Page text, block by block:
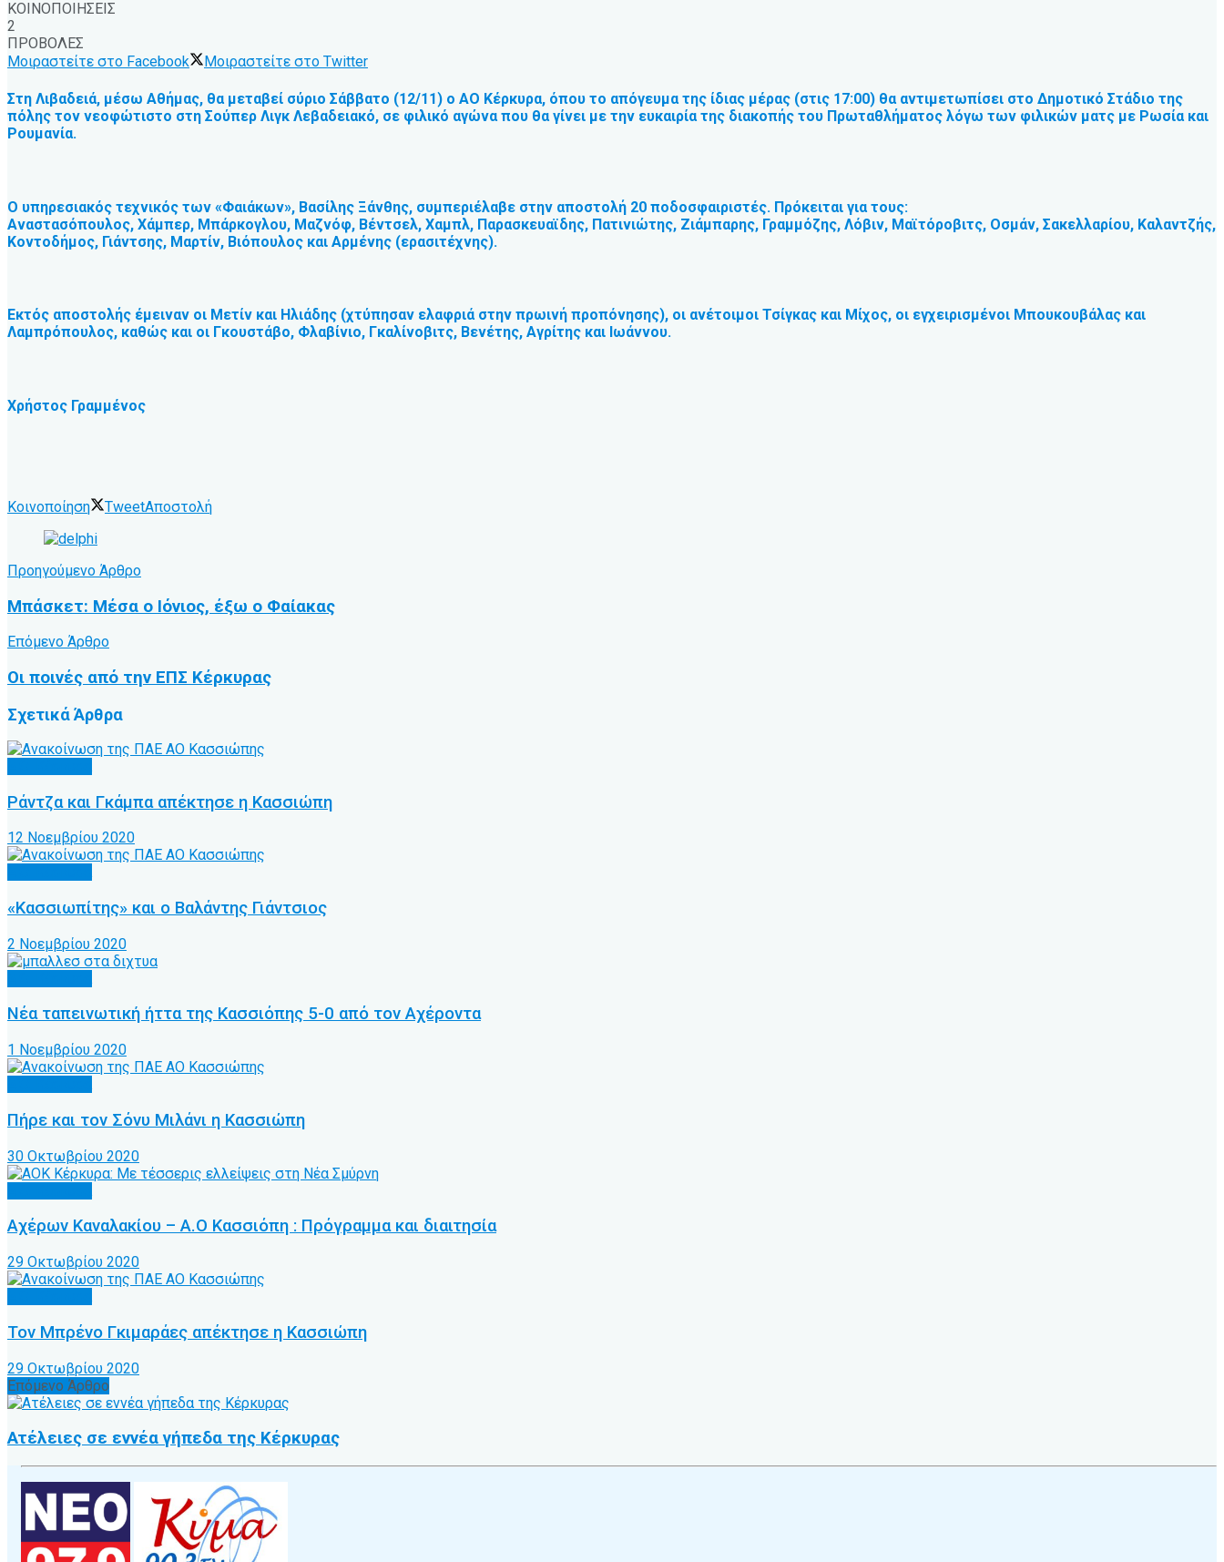
ΚΟΙΝΟΠΟΙΗΣΕΙΣ
2
ΠΡΟΒΟΛΕΣ
Μοιραστείτε στο Facebook
Μοιραστείτε στο Twitter
Στη Λιβαδειά, μέσω Αθήμας, θα μεταβεί σύριο Σάββατο (12/11) ο ΑΟ Κέρκυρα, όπου το απόγευμα της ίδιας μέρας (στις 17:00) θα αντιμετωπίσει στο Δημοτικό Στάδιο της
πόλης τον νεοφώτιστο στη Σούπερ Λιγκ Λεβαδειακό, σε φιλικό αγώνα που θα γίνει με την ευκαιρία της διακοπής του Πρωταθλήματος λόγω των φιλικών ματς με Ρωσία και
Ρουμανία.
Ο υπηρεσιακός τεχνικός των «Φαιάκων», Βασίλης Ξάνθης, συμπεριέλαβε στην αποστολή 20 ποδοσφαιριστές. Πρόκειται για τους:
Αναστασόπουλος, Χάμπερ, Μπάρκογλου, Μαζνόφ, Βέντσελ, Χαμπλ, Παρασκευαϊδης, Πατινιώτης, Ζιάμπαρης, Γραμμόζης, Λόβιν, Μαϊτόροβιτς, Οσμάν, Σακελλαρίου, Καλαντζής,
Κοντοδήμος, Γιάντσης, Μαρτίν, Βιόπουλος και Αρμένης (ερασιτέχνης).
Εκτός αποστολής έμειναν οι Μετίν και Ηλιάδης (χτύπησαν ελαφριά στην πρωινή προπόνησης), οι ανέτοιμοι Τσίγκας και Μίχος, οι εγχειρισμένοι Μπουκουβάλας και
Λαμπρόπουλος, καθώς και οι Γκουστάβο, Φλαβίνιο, Γκαλίνοβιτς, Βενέτης, Αγρίτης και Ιωάννου.
Χρήστος Γραμμένος
Κοινοποίηση TweetΑποστολή
Προηγούμενο Άρθρο
Μπάσκετ: Μέσα ο Ιόνιος, έξω ο Φαίακας
Επόμενο Άρθρο
Οι ποινές από την ΕΠΣ Κέρκυρας
ΣχετικάΆρθρα
Ράντζα και Γκάμπα απέκτησε η Κασσιώπη
12 Νοεμβρίου 2020
«Κασσιωπίτης» και ο Βαλάντης Γιάντσιος
2 Νοεμβρίου 2020
Νέα ταπεινωτική ήττα της Κασσιόπης 5-0 από τον Αχέροντα
1 Νοεμβρίου 2020
Πήρε και τον Σόνυ Μιλάνι η Κασσιώπη
30 Οκτωβρίου 2020
Αχέρων Καναλακίου – Α.Ο Κασσιόπη : Πρόγραμμα και διαιτησία
29 Οκτωβρίου 2020
Τον Μπρένο Γκιμαράες απέκτησε η Κασσιώπη
29 Οκτωβρίου 2020
Επόμενο Άρθρο
Ατέλειες σε εννέα γήπεδα της Κέρκυρας